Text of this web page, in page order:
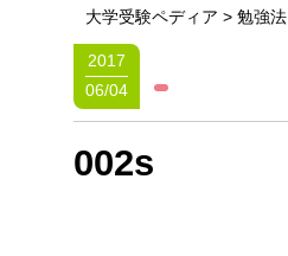
大学受験ペディア > 勉強法
2017
06/04
002s